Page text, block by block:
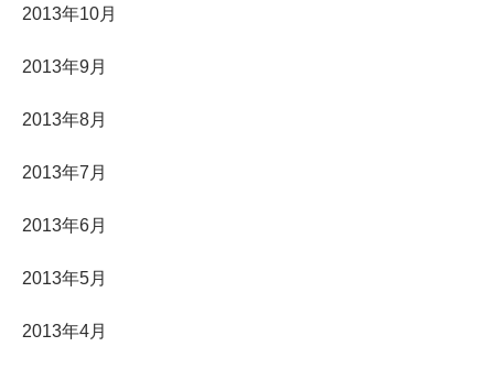
2013年10月
2013年9月
2013年8月
2013年7月
2013年6月
2013年5月
2013年4月